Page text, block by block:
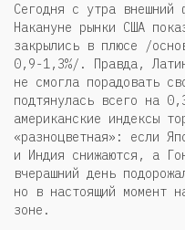
Сегодня с утра внешний
Накануне рынки США
закрылись в плюсе /
0,9-1,3%/. Правда,
не смогла порадовать
подтянулась всего на
американские индексы
«разноцветная»: если
и Индия снижаются, а
вчерашний день
но в настоящий момент
зоне.